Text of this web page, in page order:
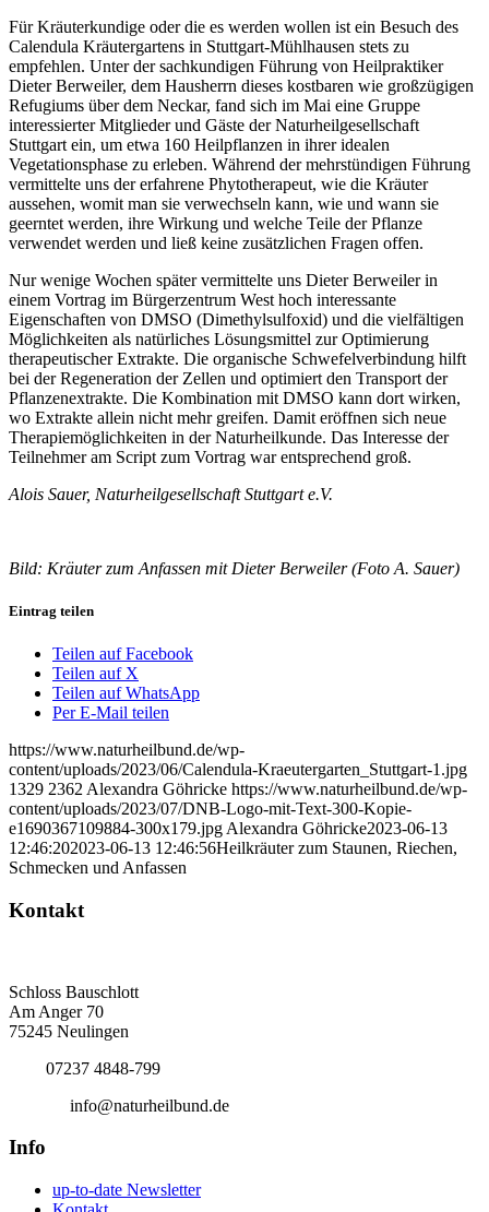
Für Kräuterkundige oder die es werden wollen ist ein Besuch des
Calendula Kräutergartens in Stuttgart-Mühlhausen stets zu
empfehlen. Unter der sachkundigen Führung von Heilpraktiker
Dieter Berweiler, dem Hausherrn dieses kostbaren wie großzügigen
Refugiums über dem Neckar, fand sich im Mai eine Gruppe
interessierter Mitglieder und Gäste der Naturheilgesellschaft
Stuttgart ein, um etwa 160 Heilpflanzen in ihrer idealen
Vegetationsphase zu erleben. Während der mehrstündigen Führung
vermittelte uns der erfahrene Phytotherapeut, wie die Kräuter
aussehen, womit man sie verwechseln kann, wie und wann sie
geerntet werden, ihre Wirkung und welche Teile der Pflanze
verwendet werden und ließ keine zusätzlichen Fragen offen.
Nur wenige Wochen später vermittelte uns Dieter Berweiler in
einem Vortrag im Bürgerzentrum West hoch interessante
Eigenschaften von DMSO (Dimethylsulfoxid) und die vielfältigen
Möglichkeiten als natürliches Lösungsmittel zur Optimierung
therapeutischer Extrakte. Die organische Schwefelverbindung hilft
bei der Regeneration der Zellen und optimiert den Transport der
Pflanzenextrakte. Die Kombination mit DMSO kann dort wirken,
wo Extrakte allein nicht mehr greifen. Damit eröffnen sich neue
Therapiemöglichkeiten in der Naturheilkunde. Das Interesse der
Teilnehmer am Script zum Vortrag war entsprechend groß.
Alois Sauer, Naturheilgesellschaft Stuttgart e.V.
Bild: Kräuter zum Anfassen mit Dieter Berweiler (Foto A. Sauer)
Eintrag teilen
Teilen auf Facebook
Teilen auf X
Teilen auf WhatsApp
Per E-Mail teilen
https://www.naturheilbund.de/wp-
content/uploads/2023/06/Calendula-Kraeutergarten_Stuttgart-1.jpg
1329 2362 Alexandra Göhricke https://www.naturheilbund.de/wp-
content/uploads/2023/07/DNB-Logo-mit-Text-300-Kopie-
e1690367109884-300x179.jpg Alexandra Göhricke2023-06-13
12:46:202023-06-13 12:46:56Heilkräuter zum Staunen, Riechen,
Schmecken und Anfassen
Kontakt
Schloss Bauschlott
Am Anger 70
75245 Neulingen
07237 4848-799
info@naturheilbund.de
Info
up-to-date Newsletter